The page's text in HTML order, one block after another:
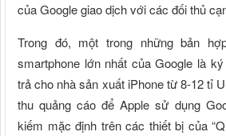
của Google giao dịch với các đối thủ
Trong đó, một trong những bản
smartphone lớn nhất của Google là
trả cho nhà sản xuất iPhone từ 8-12 tỉ
thu quảng cáo để Apple sử dụng
kiếm mặc định trên các thiết bị của